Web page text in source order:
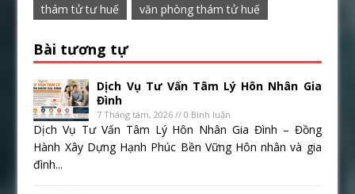
thám tử tư huế
văn phòng thám tử huế
Bài tương tự
Dịch Vụ Tư Vấn Tâm Lý Hôn Nhân Gia
Đình
7 Tháng tám, 2026 // 0 Bình luận
Dịch Vụ Tư Vấn Tâm Lý Hôn Nhân Gia Đình – Đồng
Hành Xây Dựng Hạnh Phúc Bền Vững Hôn nhân và gia
đình...